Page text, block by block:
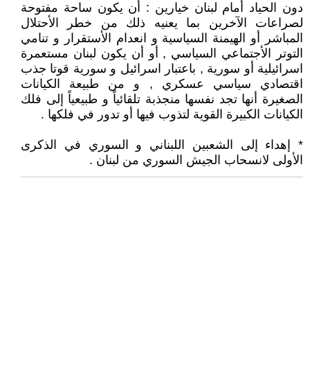
دون الحياد أمام لبنان خيارين : أن يكون ساحة مفتوحة
لصراعات الآخرين بما يعنيه ذلك من خطر الأحتلال
المباشر أو الهيمنة السياسية و انعدام الأستقرار و تنامي
التوتر الأجتماعي السياسي , أو أن يكون لبنان مستعمرة
اسرائيلية أو سورية , باعتبار اسرائيل و سورية قوتا جذب
اقتصادي سياسي عسكري , و من طبيعة الكيانات
الصغيرة أنها تجد نفسها منجذبة تلقائياً و طبيعياً إلى فلك
الكيانات الكبيرة القوية لتذوب فيها أو تدور في فلكها .
* إهداء إلى الشعبين اللبناني و السوري في الذكرى
الأولى لانسحاب الجيش السوري من لبنان .